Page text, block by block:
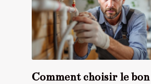
Comment choisir le